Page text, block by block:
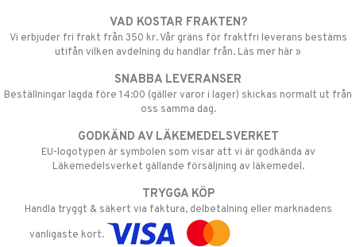
VAD KOSTAR FRAKTEN?
Vi erbjuder fri frakt från 350 kr. Vår gräns för fraktfri leverans bestäms
utifån vilken avdelning du handlar från. Läs mer här »
SNABBA LEVERANSER
Beställningar lagda före 14:00 (gäller varor i lager) skickas normalt ut från
oss samma dag.
GODKÄND AV LÄKEMEDELSVERKET
EU-logotypen är symbolen som visar att vi är godkända av
Läkemedelsverket gällande försäljning av läkemedel.
TRYGGA KÖP
Handla tryggt & säkert via faktura, delbetalning eller marknadens
vanligaste kort.